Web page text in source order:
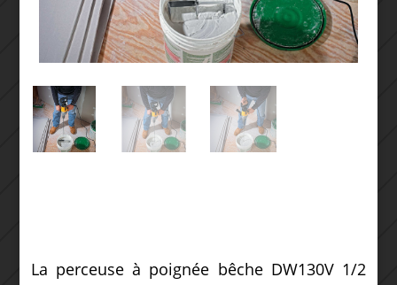
La perceuse à poignée bêche DW130V 1/2